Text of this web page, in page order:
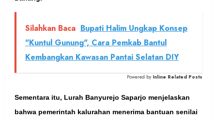
Silahkan Baca Bupati Halim Ungkap Konsep
"Kuntul Gunung", Cara Pemkab Bantul
Kembangkan Kawasan Pantai Selatan DIY
Powered by Inline Related Posts
Sementara itu, Lurah Banyurejo Saparjo menjelaskan
bahwa pemerintah kalurahan menerima bantuan senilai